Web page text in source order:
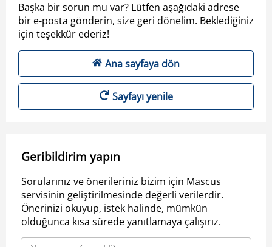
Başka bir sorun mu var? Lütfen aşağıdaki adrese
bir e-posta gönderin, size geri dönelim. Beklediğiniz
için teşekkür ederiz!
Ana sayfaya dön
Sayfayı yenile
Geribildirim yapın
Sorularınız ve önerileriniz bizim için Mascus
servisinin geliştirilmesinde değerli verilerdir.
Önerinizi okuyup, istek halinde, mümkün
olduğunca kısa sürede yanıtlamaya çalışırız.